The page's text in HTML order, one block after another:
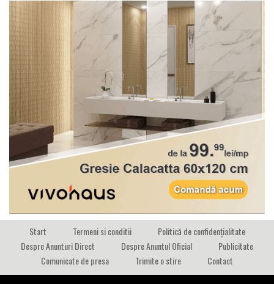
Start Termeni si conditii
Politică de confidențialitate
Despre Anunturi Direct
Despre Anuntul Oficial
Publicitate
Comunicate de presa
Trimite o stire Contact